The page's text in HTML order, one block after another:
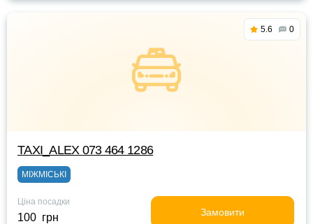
5.6 0
TAXI_ALEX 073 464 1286
МІЖМІСЬКІ
Ціна посадки
100 грн Замовити